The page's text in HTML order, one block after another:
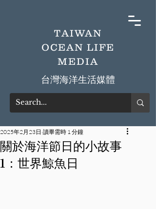
TAIWAN
OCEAN LIFE
MEDIA
​台灣海洋生活媒體
關於海洋節日的小故事
1：世界鯨魚日
2025年2月23日 讀畢需時 1 分鐘